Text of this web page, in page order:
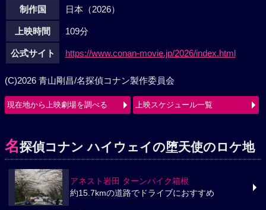
制作国 日本（2026）
上映時間 109分
公式サイト https://www.conan-movie.jp/2026/index.html
(C)2026 青山剛昌/名探偵コナン製作委員会
現在地から上映劇場を調べる 上映スケジュール一覧
名探偵コナン ハイウェイの堕天使のロケ地
アネスト岩田 ターンパイク箱根
約15.7kmの道路でドライブにおすすめ